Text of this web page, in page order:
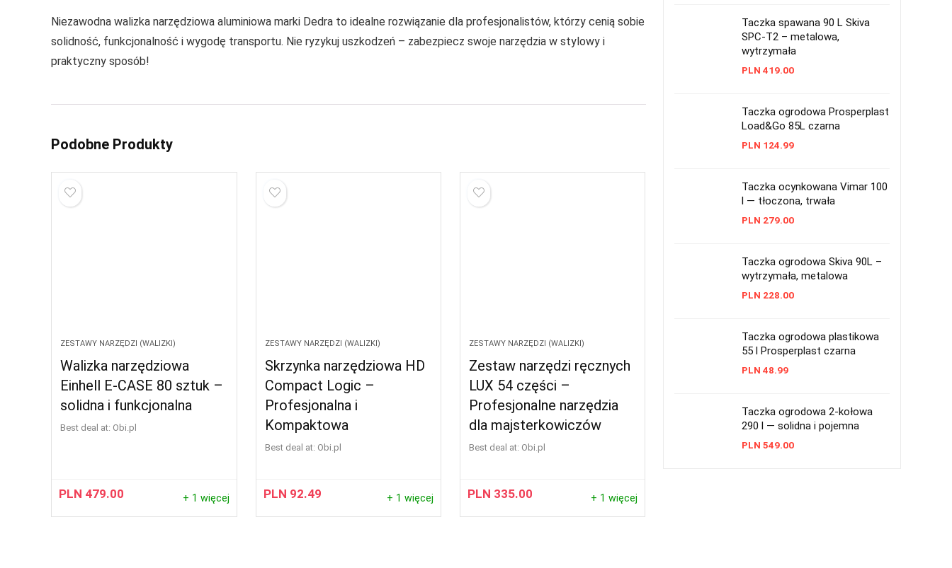
Niezawodna walizka narzędziowa aluminiowa marki Dedra to idealne rozwiązanie dla profesjonalistów, którzy cenią sobie
solidność, funkcjonalność i wygodę transportu. Nie ryzykuj uszkodzeń – zabezpiecz swoje narzędzia w stylowy i
praktyczny sposób!
Podobne Produkty
ZESTAWY NARZĘDZI (WALIZKI)
Walizka narzędziowa
Einhell E-CASE 80 sztuk –
solidna i funkcjonalna
Best deal at: obi.pl
PLN 479.00 + 1 więcej
ZESTAWY NARZĘDZI (WALIZKI)
Skrzynka narzędziowa HD
Compact Logic –
Profesjonalna i
Kompaktowa
Best deal at: obi.pl
PLN 92.49 + 1 więcej
ZESTAWY NARZĘDZI (WALIZKI)
Zestaw narzędzi ręcznych
LUX 54 części –
Profesjonalne narzędzia
dla majsterkowiczów
Best deal at: obi.pl
PLN 335.00 + 1 więcej
Taczka spawana 90 L Skiva
SPC-T2 – metalowa,
wytrzymała
PLN 419.00
Taczka ogrodowa Prosperplast
Load&Go 85L czarna
PLN 124.99
Taczka ocynkowana Vimar 100
l — tłoczona, trwała
PLN 279.00
Taczka ogrodowa Skiva 90L –
wytrzymała, metalowa
PLN 228.00
Taczka ogrodowa plastikowa
55 l Prosperplast czarna
PLN 48.99
Taczka ogrodowa 2-kołowa
290 l — solidna i pojemna
PLN 549.00